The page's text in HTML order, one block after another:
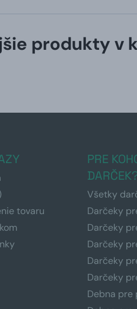
produkty v
tovaru
PRE
Všetky
Darčeky
Darčeky
Darčeky
Darčeky
Darčeky
Debna pre